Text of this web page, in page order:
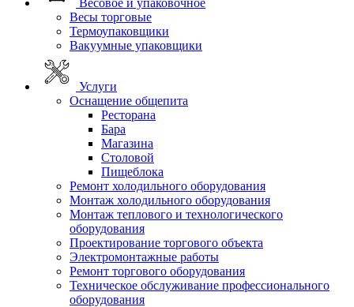
Весы торговые
Термоупаковщики
Вакуумные упаковщики
Услуги
Оснащение общепита
Ресторана
Бара
Магазина
Столовой
Пищеблока
Ремонт холодильного оборудования
Монтаж холодильного оборудования
Монтаж теплового и технологического
оборудования
Проектирование торгового объекта
Электромонтажные работы
Ремонт торгового оборудования
Техническое обслуживание профессионального
оборудования